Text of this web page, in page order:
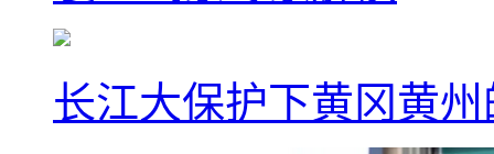
长江大保护下黄冈黄